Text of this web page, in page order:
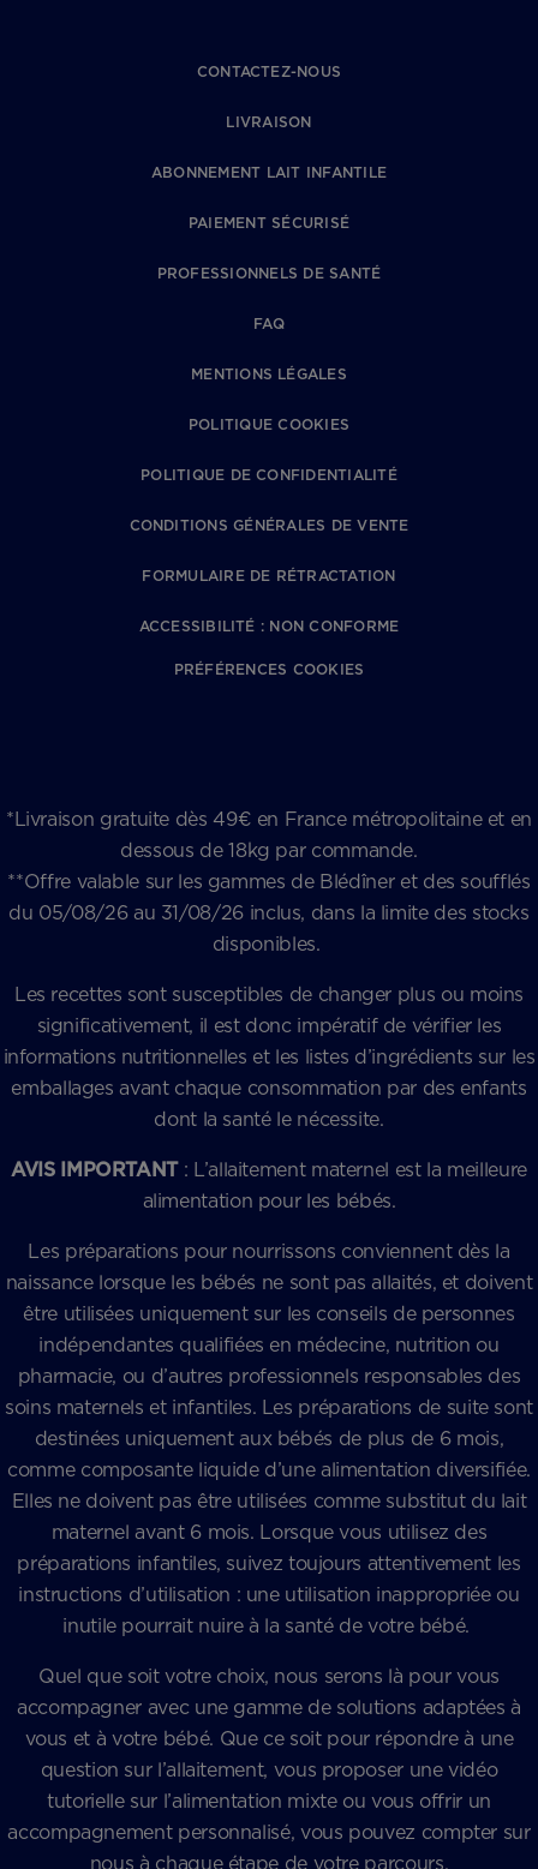
CONTACTEZ-NOUS
LIVRAISON
ABONNEMENT LAIT INFANTILE
PAIEMENT SÉCURISÉ
PROFESSIONNELS DE SANTÉ
FAQ
MENTIONS LÉGALES
POLITIQUE COOKIES
POLITIQUE DE CONFIDENTIALITÉ
CONDITIONS GÉNÉRALES DE VENTE
FORMULAIRE DE RÉTRACTATION
ACCESSIBILITÉ : NON CONFORME
PRÉFÉRENCES COOKIES
*Livraison gratuite dès 49€ en France métropolitaine et en
dessous de 18kg par commande.
**Offre valable sur les gammes de Blédîner et des soufflés
du 05/08/26 au 31/08/26 inclus, dans la limite des stocks
disponibles.
Les recettes sont susceptibles de changer plus ou moins
significativement, il est donc impératif de vérifier les
informations nutritionnelles et les listes d’ingrédients sur les
emballages avant chaque consommation par des enfants
dont la santé le nécessite.
AVIS IMPORTANT : L’allaitement maternel est la meilleure
alimentation pour les bébés.
Les préparations pour nourrissons conviennent dès la
naissance lorsque les bébés ne sont pas allaités, et doivent
être utilisées uniquement sur les conseils de personnes
indépendantes qualifiées en médecine, nutrition ou
pharmacie, ou d’autres professionnels responsables des
soins maternels et infantiles. Les préparations de suite sont
destinées uniquement aux bébés de plus de 6 mois,
comme composante liquide d’une alimentation diversifiée.
Elles ne doivent pas être utilisées comme substitut du lait
maternel avant 6 mois. Lorsque vous utilisez des
préparations infantiles, suivez toujours attentivement les
instructions d’utilisation : une utilisation inappropriée ou
inutile pourrait nuire à la santé de votre bébé.
Quel que soit votre choix, nous serons là pour vous
accompagner avec une gamme de solutions adaptées à
vous et à votre bébé. Que ce soit pour répondre à une
question sur l’allaitement, vous proposer une vidéo
tutorielle sur l’alimentation mixte ou vous offrir un
accompagnement personnalisé, vous pouvez compter sur
nous à chaque étape de votre parcours.